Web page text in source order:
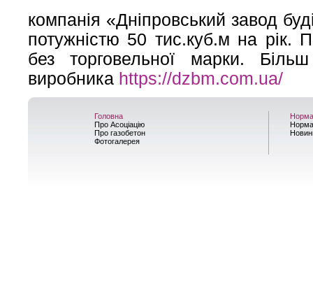
компанія «Дніпровський завод
потужністю 50 тис.куб.м на рік.
без торговельної марки.
виробника https://dzbm.com.ua/
Головна
Про Асоціацію
Про газобетон
Фотогалерея